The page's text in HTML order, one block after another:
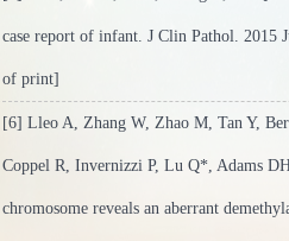
case report of infant. J Clin Pathol. 2015
of print]
[6] Lleo A, Zhang W, Zhao M, Tan Y,
Coppel R, Invernizzi P, Lu Q*, Adams
chromosome reveals an aberrant